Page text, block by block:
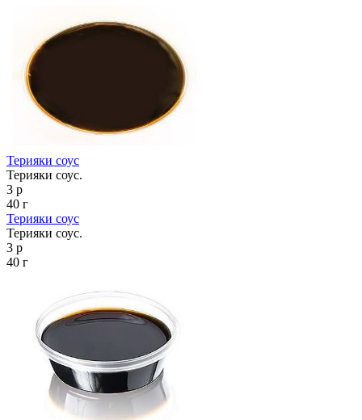
Терияки соус
Терияки соус.
3 р
40 г
Терияки соус
Терияки соус.
3 р
40 г